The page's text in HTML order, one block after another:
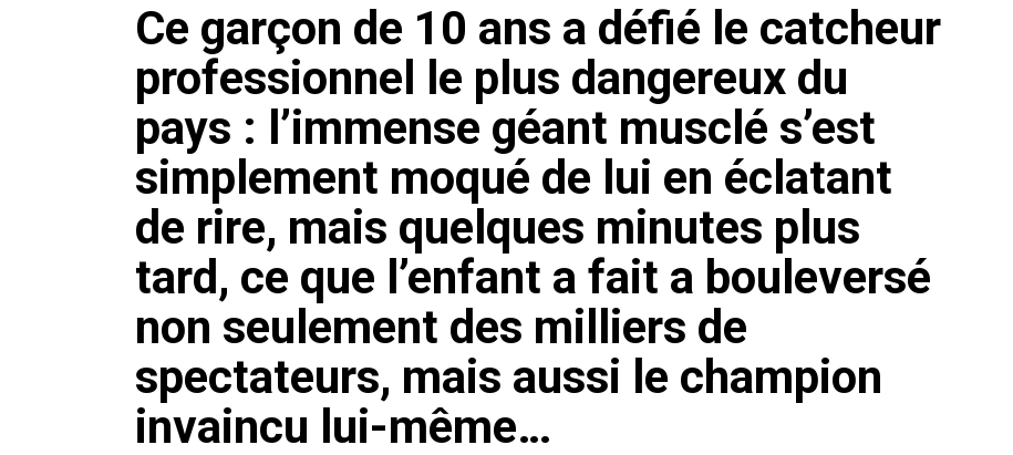
Ce garçon de 10 ans a défié le catcheur
professionnel le plus dangereux du
pays : l’immense géant musclé s’est
simplement moqué de lui en éclatant
de rire, mais quelques minutes plus
tard, ce que l’enfant a fait a bouleversé
non seulement des milliers de
spectateurs, mais aussi le champion
invaincu lui-même…